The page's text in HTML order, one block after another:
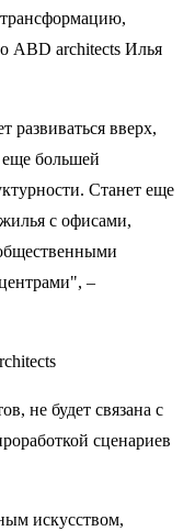
трансформацию,
ABD architects Илья
развиваться вверх,
еще большей
Станет еще
с офисами,
–
не будет связана с
сценариев
искусством,